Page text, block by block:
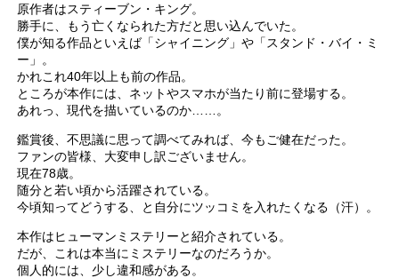
原作者はスティーブン・キング。
勝手に、もう亡くなられた方だと思い込んでいた。
僕が知る作品といえば「シャイニング」や「スタンド・バイ・ミ
ー」。
かれこれ40年以上も前の作品。
ところが本作には、ネットやスマホが当たり前に登場する。
あれっ、現代を描いているのか……。
鑑賞後、不思議に思って調べてみれば、今もご健在だった。
ファンの皆様、大変申し訳ございません。
現在78歳。
随分と若い頃から活躍されている。
今頃知ってどうする、と自分にツッコミを入れたくなる（汗）。
本作はヒューマンミステリーと紹介されている。
だが、これは本当にミステリーなのだろうか。
個人的には、少し違和感がある。